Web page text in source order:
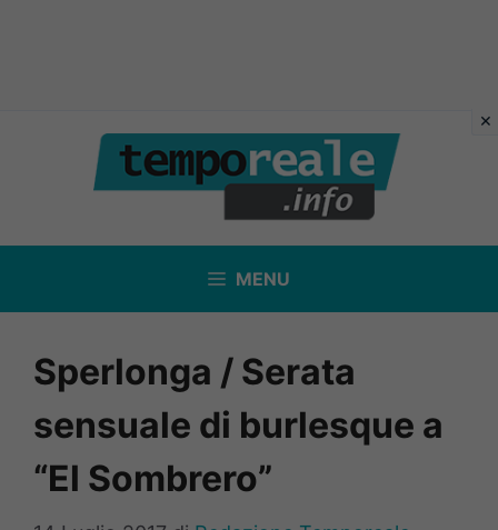
contenuto
MENU
Sperlonga / Serata
sensuale di burlesque a
“El Sombrero”